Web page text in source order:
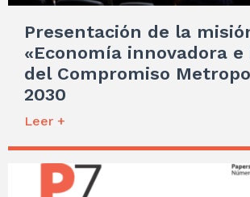
Presentación de la
«Economía innovadora e
del Compromiso
2030
Leer +